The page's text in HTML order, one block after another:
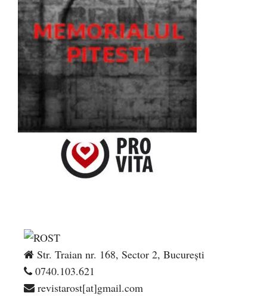
Str. Traian nr. 168, Sector 2, București
0740.103.621
revistarost[at]gmail.com